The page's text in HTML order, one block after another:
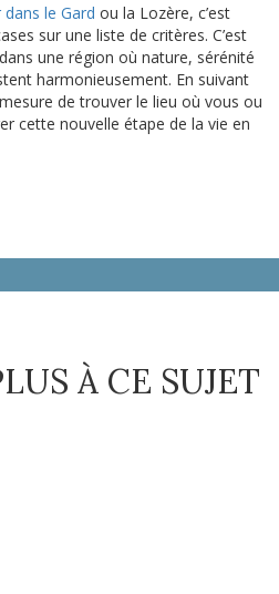
le Gard ou la Lozère, c’est
sur une liste de critères. C’est
une région où nature, sérénité
harmonieusement. En suivant
de trouver le lieu où vous ou
cette nouvelle étape de la vie en
À CE SUJET